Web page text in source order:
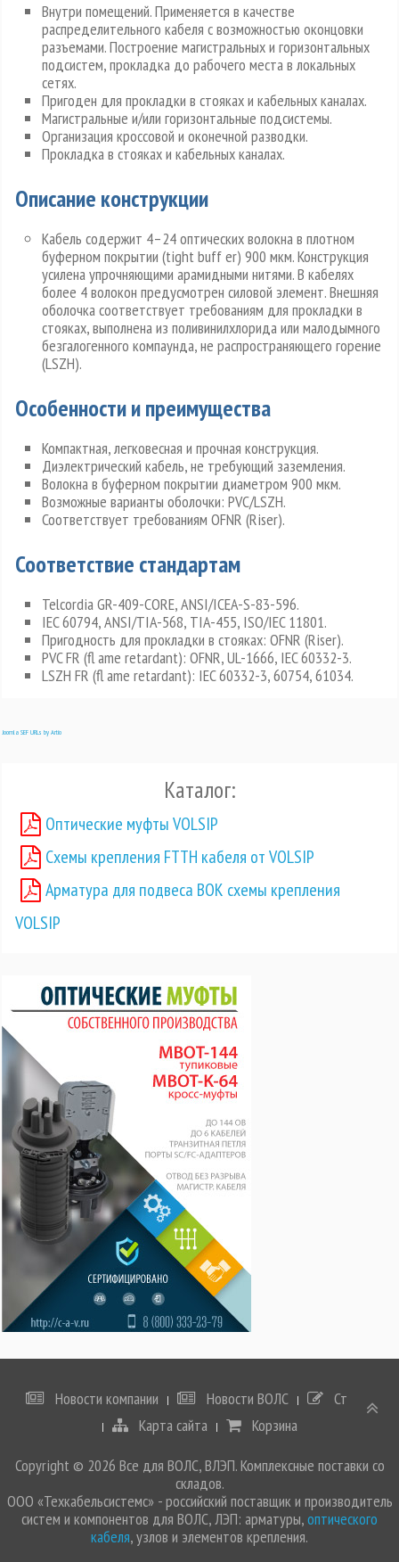
Внутри помещений. Применяется в качестве
распределительного кабеля с возможностью оконцовки
разъемами. Построение магистральных и горизонтальных
подсистем, прокладка до рабочего места в локальных
сетях.
Пригоден для прокладки в стояках и кабельных каналах.
Магистральные и/или горизонтальные подсистемы.
Организация кроссовой и оконечной разводки.
Прокладка в стояках и кабельных каналах.
Описание конструкции
Кабель содержит 4–24 оптических волокна в плотном
буферном покрытии (tight buff er) 900 мкм. Конструкция
усилена упрочняющими арамидными нитями. В кабелях
более 4 волокон предусмотрен силовой элемент. Внешняя
оболочка соответствует требованиям для прокладки в
стояках, выполнена из поливинилхлорида или малодымного
безгалогенного компаунда, не распространяющего горение
(LSZH).
Особенности и преимущества
Компактная, легковесная и прочная конструкция.
Диэлектрический кабель, не требующий заземления.
Волокна в буферном покрытии диаметром 900 мкм.
Возможные варианты оболочки: PVC/LSZH.
Соответствует требованиям OFNR (Riser).
Соответствие стандартам
Telcordia GR-409-CORE, ANSI/ICEA-S-83-596.
IEC 60794, ANSI/TIA-568, TIA-455, ISO/IEC 11801.
Пригодность для прокладки в стояках: OFNR (Riser).
PVC FR (fl ame retardant): OFNR, UL-1666, IEC 60332-3.
LSZH FR (fl ame retardant): IEC 60332-3, 60754, 61034.
Joomla SEF URLs by Artio
Каталог:
Оптические муфты VOLSIP
Схемы крепления FTTH кабеля от VOLSIP
Арматура для подвеса ВОК схемы крепления
VOLSIP
Новости компании Новости ВОЛС
Статьи
Карта сайта
Корзина
Copyright © 2026 Все для ВОЛС, ВЛЭП. Комплексные поставки со
складов.
ООО «Техкабельсистемс» - российский поставщик и производитель
систем и компонентов для ВОЛС, ЛЭП: арматуры,оптического
кабеля, узлов и элементов крепления.